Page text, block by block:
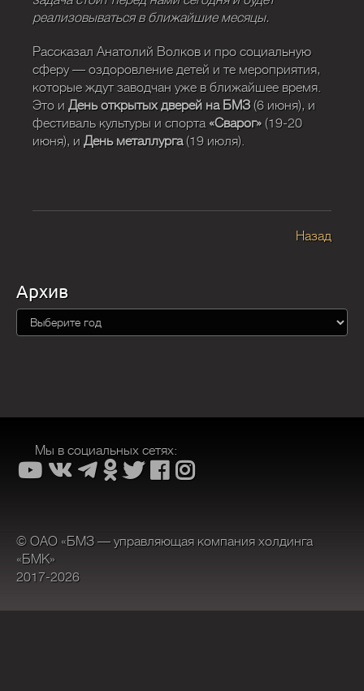
реализовываться в ближайшие месяцы.
Рассказал Анатолий Волков и про социальную
сферу — оздоровление детей и те мероприятия,
которые ждут заводчан уже в ближайшее время.
Это и День открытых дверей на БМЗ(6 июня), и
фестиваль культуры и спорта «Сварог» (19-20
июня), и День металлурга(19 июля).
Назад
Архив
Мы в социальных сетях:
© ОАО «БМЗ — управляющая компания холдинга
«БМК»
2017-2026